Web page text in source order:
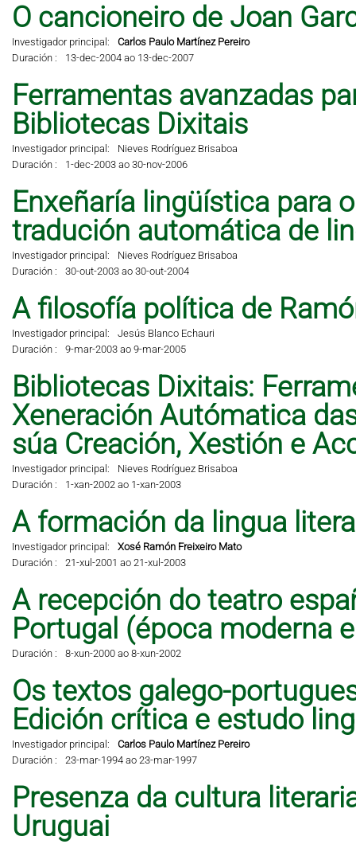
O cancioneiro de Joan
Investigador principal:
Carlos Paulo Martínez Pereiro
Duración :
13-dec-2004 ao 13-dec-2007
Ferramentas avanzadas
Bibliotecas Dixitais
Investigador principal:
Nieves Rodríguez Brisaboa
Duración :
1-dec-2003 ao 30-nov-2006
Enxeñaría lingüística para
tradución automática de
Investigador principal:
Nieves Rodríguez Brisaboa
Duración :
30-out-2003 ao 30-out-2004
A filosofía política de
Investigador principal:
Jesús Blanco Echauri
Duración :
9-mar-2003 ao 9-mar-2005
Bibliotecas Dixitais:
Xeneración Autómatica
súa Creación, Xestión e
Investigador principal:
Nieves Rodríguez Brisaboa
Duración :
1-xan-2002 ao 1-xan-2003
A formación da lingua
Investigador principal:
Xosé Ramón Freixeiro Mato
Duración :
21-xul-2001 ao 21-xul-2003
A recepción do teatro
Portugal (época moderna
Duración : 8-xun-2000 ao 8-xun-2002
Os textos galego-
Edición crítica e estudo
Investigador principal:
Carlos Paulo Martínez Pereiro
Duración :
23-mar-1994 ao 23-mar-1997
Presenza da cultura
Uruguai